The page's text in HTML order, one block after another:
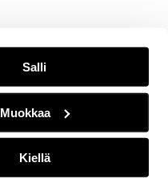
Salli
Muokkaa
Kiellä